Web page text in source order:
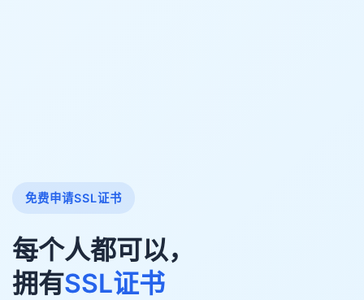
免费申请SSL证书
每个人都可以，
拥有SSL证书